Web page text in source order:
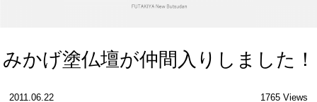
みかげ塗仏壇が仲間入りしました！
2011.06.22 1765 Views